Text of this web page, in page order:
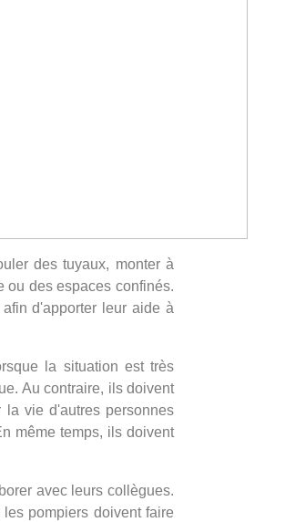
des tuyaux, monter à
ou des espaces confinés.
d'apporter leur aide à
la situation est très
Au contraire, ils doivent
la vie d'autres personnes
même temps, ils doivent
avec leurs collègues.
pompiers doivent faire